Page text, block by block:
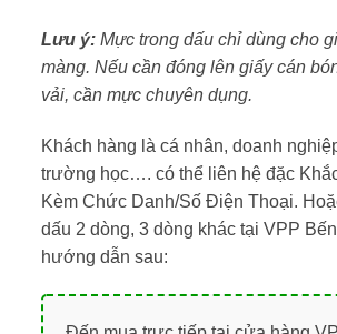
Lưu ý:Mực trong dấu chỉ dùng cho
màng. Nếu cần đóng lên giấy cán
vải, cần mực chuyên dụng.
Khách hàng là cá nhân, doanh
trường học…. có thể liên hệ đặc
Kèm Chức Danh/Số Điện Thoại.
dấu 2 dòng, 3 dòng khác tại VPP
hướng dẫn sau: